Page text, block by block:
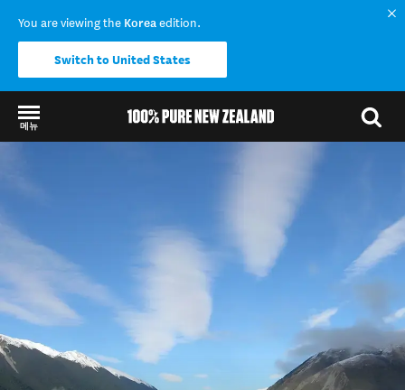
You are viewing the Koreaedition.
Switch to United States
메뉴